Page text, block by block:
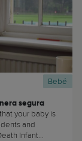
Bebé
segura
your baby is
and
Infant